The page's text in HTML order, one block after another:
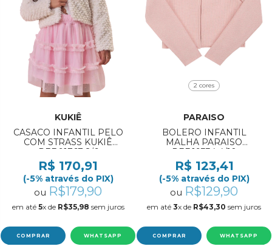
KUKIÊ
CASACO INFANTIL PELO
COM STRASS KUKIÊ
REF:91767 2/6
R$ 170,91
(-5% através do PIX)
ou R$179,90
em até 5x de R$35,98 sem juros
COMPRAR WHATSAPP
2 cores
PARAISO
BOLERO INFANTIL
MALHA PARAISO
REF:19334 4/10
R$ 123,41
(-5% através do PIX)
ou R$129,90
em até 3x de R$43,30 sem juros
COMPRAR WHATSAPP